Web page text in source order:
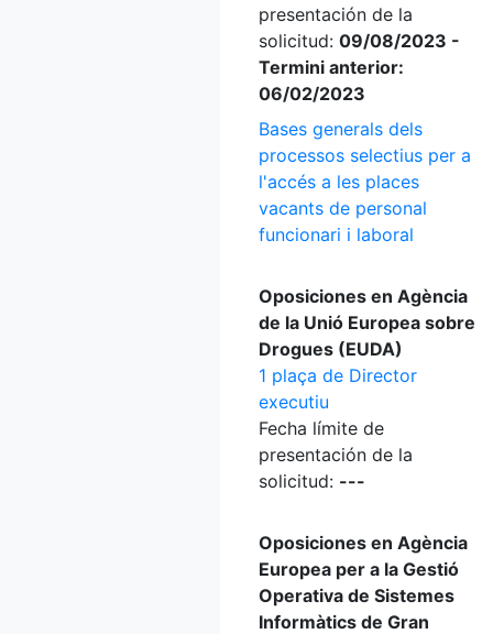
presentación de la
solicitud: 09/08/2023 -
Termini anterior:
06/02/2023
Bases generals dels
processos selectius per a
l'accés a les places
vacants de personal
funcionari i laboral
Oposiciones en Agència
de la Unió Europea sobre
Drogues (EUDA)
1 plaça de Director
executiu
Fecha límite de
presentación de la
solicitud: ---
Oposiciones en Agència
Europea per a la Gestió
Operativa de Sistemes
Informàtics de Gran